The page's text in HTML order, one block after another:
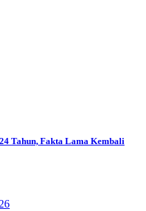
Tahun, Fakta Lama Kembali